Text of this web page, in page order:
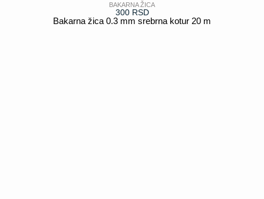
BAKARNA ŽICA
300 RSD
Bakarna žica 0.3 mm srebrna kotur 20 m